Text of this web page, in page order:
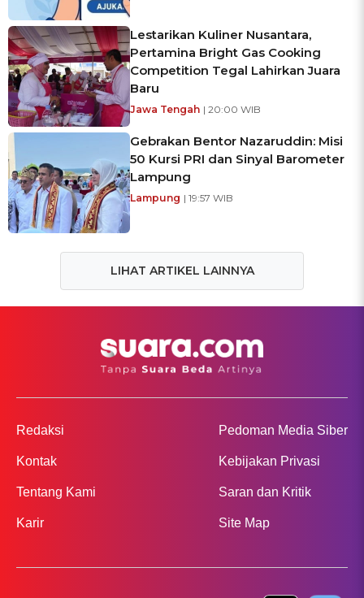
Lestarikan Kuliner Nusantara,
Pertamina Bright Gas Cooking
Competition Tegal Lahirkan Juara
Baru
Jawa Tengah | 20:00 WIB
Gebrakan Bentor Nazaruddin: Misi
50 Kursi PRI dan Sinyal Barometer
Lampung
Lampung | 19:57 WIB
LIHAT ARTIKEL LAINNYA
Redaksi
Kontak
Tentang Kami
Karir
Pedoman Media Siber
Kebijakan Privasi
Saran dan Kritik
Site Map